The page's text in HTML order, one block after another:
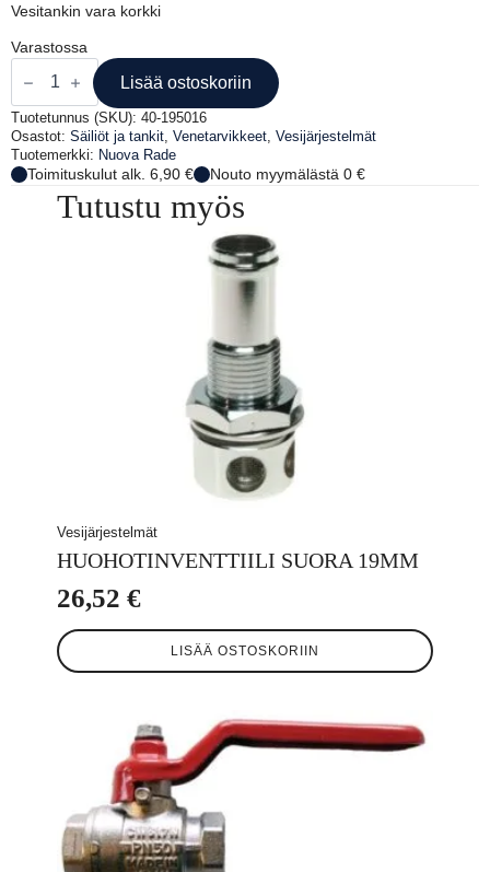
Vesitankin vara korkki
Varastossa
VESITANKIN
KORKKI
määrä
Lisää ostoskoriin
Tuotetunnus (SKU): 40-195016
Osastot: Säiliöt ja tankit Venetarvikkeet Vesijärjestelmät
Tuotemerkki: Nuova Rade
Toimituskulut alk. 6,90 € Nouto myymälästä 0 €
Tutustu myös
Vesijärjestelmät
HUOHOTINVENTTIILI SUORA 19MM
26,52 €
LISÄÄ OSTOSKORIIN